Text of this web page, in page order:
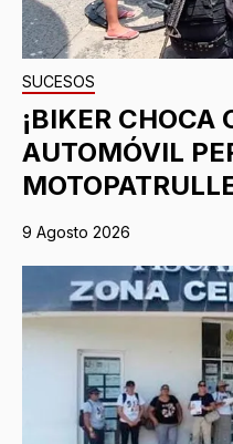
SUCESOS
¡BIKER CHOCA
AUTOMÓVIL
9 Agosto 2026